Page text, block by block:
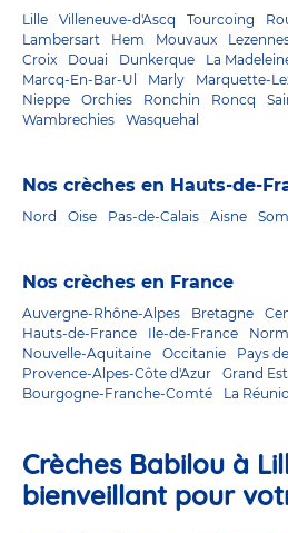
Lille Villeneuve-d'Ascq Tourcoing
Lambersart
Hem Mouvaux
Croix
Douai Dunkerque La
Marcq-En-Bar-Ul
Marly Marquette-
Nieppe
Orchies Ronchin Roncq
Wambrechies
Wasquehal
Nos crèches en Hauts-de-
Nord Oise Pas-de-Calais Aisne
Nos crèches en France
Auvergne-Rhône-Alpes Bretagne
Hauts-de-France
Ile-de-France
Nouvelle-Aquitaine
Occitanie
Pays
Provence-Alpes-Côte d'Azur
Grand Est
Bourgogne-Franche-Comté
La
Crèches Babilou à
bienveillant pour